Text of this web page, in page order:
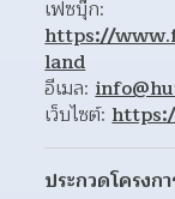
https://
land
อีเมล:
เว็บไซต์:
ประกวดโครง